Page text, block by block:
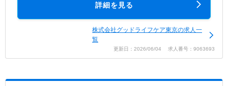
詳細を見る
株式会社グッドライフケア東京の求人一
覧
更新日：2026/06/04 求人番号：9063693